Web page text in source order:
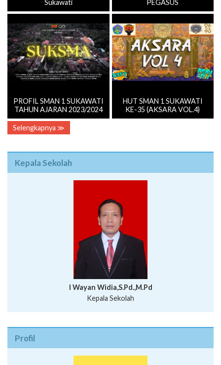
Sukawati
PEGASUS
PROFIL SMAN 1 SUKAWATI
TAHUN AJARAN 2023/2024
HUT SMAN 1 SUKAWATI
KE-35 (AKSARA VOL.4)
Selengkapnya ≫
Kepala Sekolah
I Wayan Widia,S.Pd.,M.Pd
Kepala Sekolah
Profil